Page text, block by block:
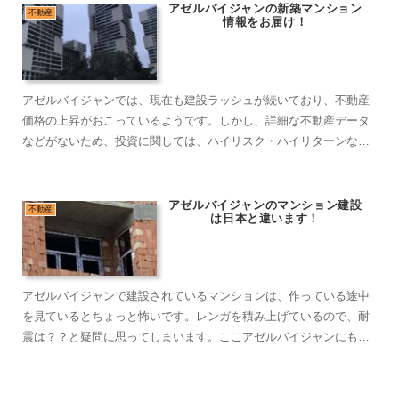
不動産
アゼルバイジャンの新築マンション
情報をお届け！
アゼルバイジャンでは、現在も建設ラッシュが続いており、不動産
価格の上昇がおこっているようです。しかし、詳細な不動産データ
などがないため、投資に関しては、ハイリスク・ハイリターンな感
不動産
アゼルバイジャンのマンション建設
は日本と違います！
アゼルバイジャンで建設されているマンションは、作っている途中
を見ているとちょっと怖いです。レンガを積み上げているので、耐
震は？？と疑問に思ってしまいます。ここアゼルバイジャンにも地